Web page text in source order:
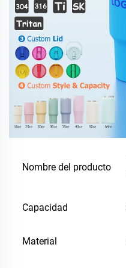
Nombre del producto
Capacidad
Material